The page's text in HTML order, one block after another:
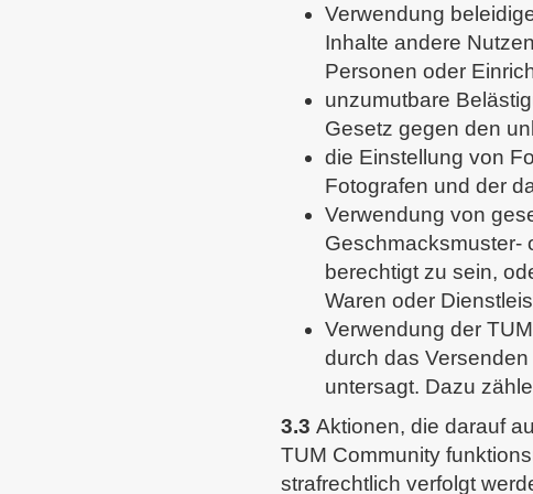
Verwendung
Inhalte andere
Personen oder
unzumutbare
Gesetz gegen den
die Einstellung von
Fotografen und der
Verwendung von
Geschmacksmuster-
berechtigt zu sein,
Waren oder
Verwendung der
durch das
untersagt. Dazu
3.3 Aktionen, die darauf
TUM Community
strafrechtlich verfolgt